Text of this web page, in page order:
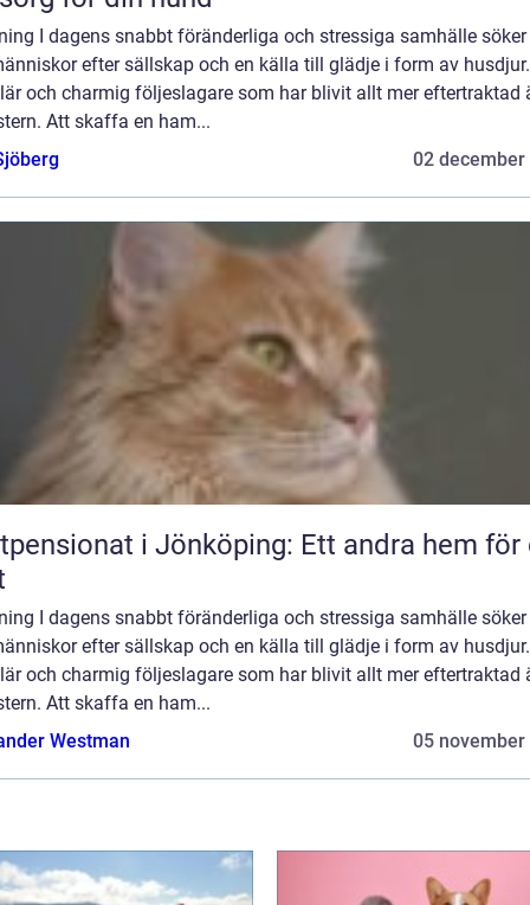
I dagens snabbt föränderliga och stressiga samhälle
efter sällskap och en källa till glädje i form av
och charmig följeslagare som har blivit allt mer eftertraktad
Att skaffa en ham...
02 december
i Jönköping: Ett andra hem för
I dagens snabbt föränderliga och stressiga samhälle
efter sällskap och en källa till glädje i form av
och charmig följeslagare som har blivit allt mer eftertraktad
Att skaffa en ham...
Westman
05 november